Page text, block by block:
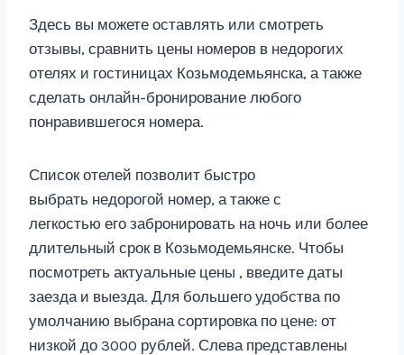
Здесь вы можете оставлять или смотреть
отзывы, сравнить цены номеров в недорогих
отелях и гостиницах Козьмодемьянска, а также
сделать онлайн-бронирование любого
понравившегося номера.
Список отелей позволит быстро
выбрать недорогой номер, а также с
легкостью его забронировать на ночь или более
длительный срок в Козьмодемьянске. Чтобы
посмотреть актуальные цены , введите даты
заезда и выезда. Для большего удобства по
умолчанию выбрана сортировка по цене: от
низкой до 3000 рублей. Слева представлены